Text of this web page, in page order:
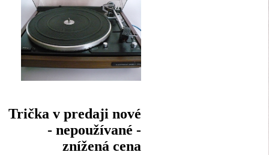
Trička v predaji nové
- nepoužívané -
znížená cena